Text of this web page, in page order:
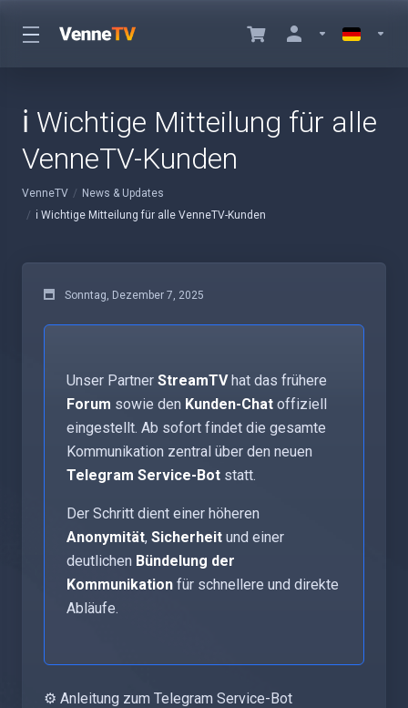
ℹ️ Wichtige Mitteilung für alle
VenneTV-Kunden
VenneTV
News & Updates
ℹ️ Wichtige Mitteilung für alle VenneTV-Kunden
Sonntag, Dezember 7, 2025
Unser Partner StreamTVhat das frühere
Forum sowie den Kunden-Chat offiziell
eingestellt. Ab sofort findet die gesamte
Kommunikation zentral über den neuen
Telegram Service-Bot statt.
Der Schritt dient einer höheren
Anonymität, Sicherheit und einer
deutlichen Bündelung der
Kommunikation für schnellere und direkte
Abläufe.
⚙️ Anleitung zum Telegram Service-Bot